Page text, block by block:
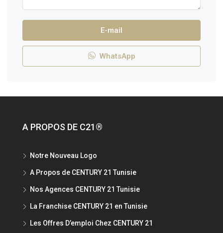
E-mail
WhatsApp
A PROPOS DE C21®
Notre Nouveau Logo
A Propos de CENTURY 21 Tunisie
Nos Agences CENTURY 21 Tunisie
La Franchise CENTURY 21 en Tunisie
Les Offres D’emploi Chez CENTURY 21